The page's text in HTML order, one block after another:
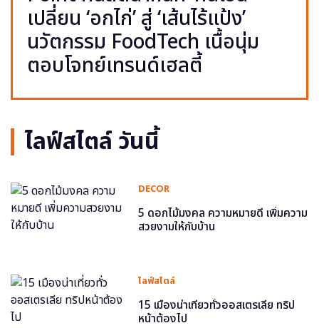
เปลี่ยน ‘อกไก่’ สู่ ‘เส้นไร้แป้ง’
นวัตกรรม FoodTech เนื้อนุ่ม
ตอบโจทย์เทรนด์เฮลตี้
ไลฟ์สไตล์ วันนี้
DECOR
5 ดอกไม้มงคล ความหมายดี เพิ่มความ
สวยงามให้กับบ้าน
ไลฟ์สไตล์
15 เมืองน่าเที่ยวทั่วออสเตรเลีย ทริป
หน้าต้องไป